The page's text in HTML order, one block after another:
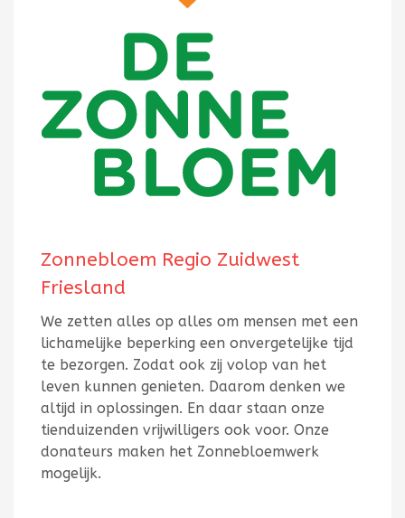
Zonnebloem Regio Zuidwest
Friesland
We zetten alles op alles om mensen met een
lichamelijke beperking een onvergetelijke tijd
te bezorgen. Zodat ook zij volop van het
leven kunnen genieten. Daarom denken we
altijd in oplossingen. En daar staan onze
tienduizenden vrijwilligers ook voor. Onze
donateurs maken het Zonnebloemwerk
mogelijk.